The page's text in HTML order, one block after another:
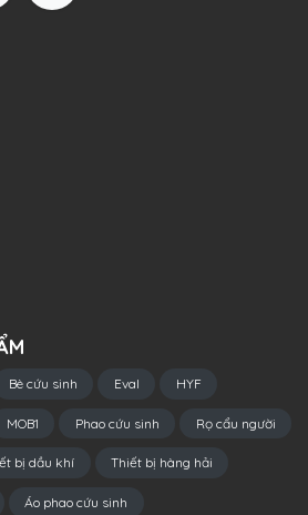
Bè cứu sinh Eval HYF
MOB1 Phao cứu sinh Rọ cẩu người
bị dầu khí Thiết bị hàng hải
Áo phao cứu sinh